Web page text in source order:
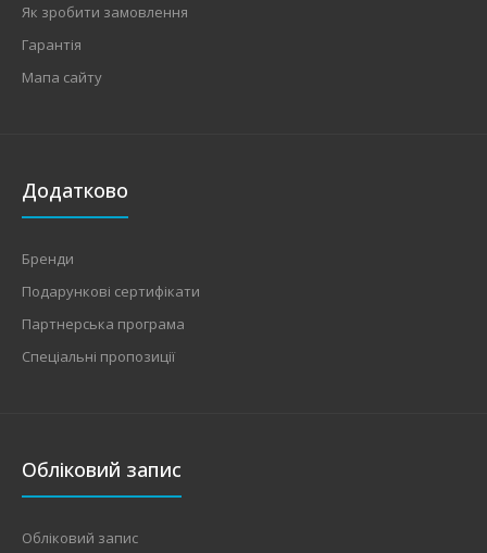
Як зробити замовлення
Гарантія
Мапа сайту
Додатково
Бренди
Подарункові сертифікати
Партнерська програма
Спеціальні пропозиції
Обліковий запис
Обліковий запис